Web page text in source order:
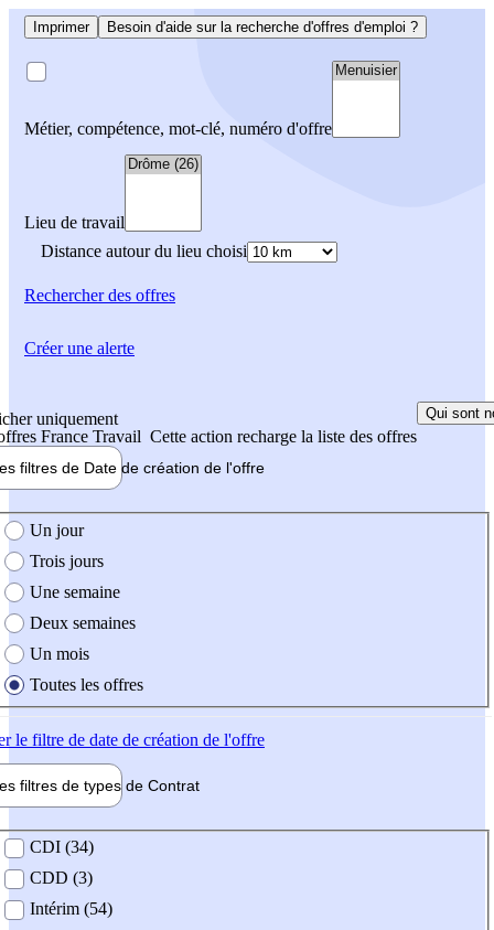
Imprimer Besoin d'aide sur la recherche d'offres d'emploi ?
Métier, compétence, mot-clé, numéro d'offre
Lieu de travail
Distance autour du lieu choisi
Rechercherdes offres
uniquement
France Travail Cette action recharge la liste des offres
Qui sont
filtres de Date de création de l'offre
création de l'offre
Un jour
Trois jours
Une semaine
Deux semaines
Un mois
Toutes les offres
le filtre de date de création de l'offre
filtres de types de Contrat
contrat
CDI (34)
CDD (3)
Intérim (54)
Créer une alerte